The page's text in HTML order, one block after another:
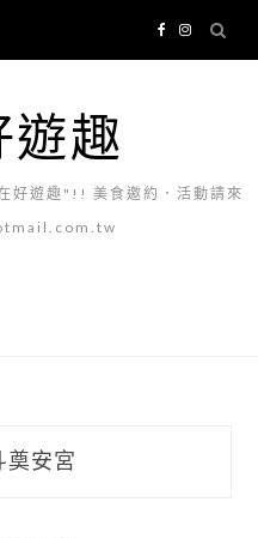
遊趣
好遊趣"!! 美食邀約．活動請來
奠安宮